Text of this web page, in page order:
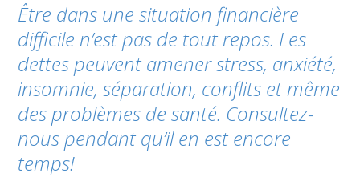
Être dans une situation financière
difficile n’est pas de tout repos. Les
dettes peuvent amener stress, anxiété,
insomnie, séparation, conflits et même
des problèmes de santé. Consultez-
nous pendant qu’il en est encore
temps!